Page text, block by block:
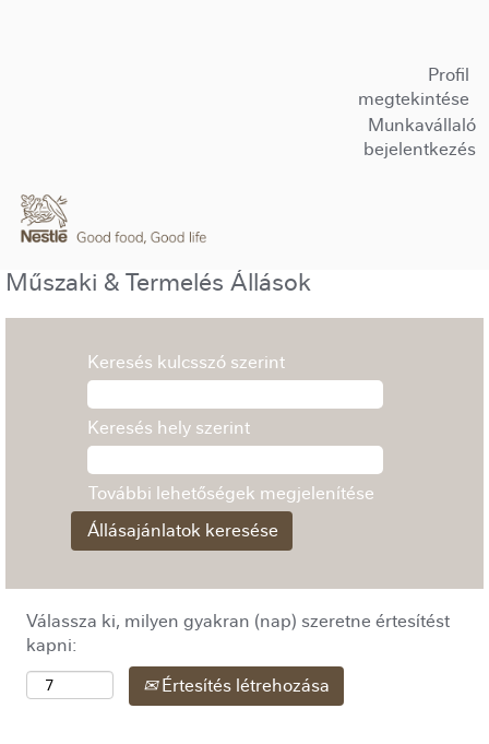
Profil
megtekintése
Munkavállaló
bejelentkezés
Műszaki & Termelés Állások
Keresés kulcsszó szerint
Keresés hely szerint
További lehetőségek megjelenítése
Válassza ki, milyen gyakran (nap) szeretne értesítést
kapni:
Értesítés létrehozása